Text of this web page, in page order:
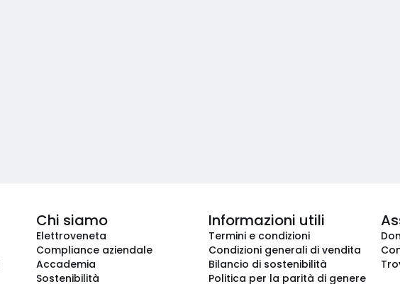
Chi siamo
Elettroveneta
Compliance aziendale
Accademia
Sostenibilità
Informazioni utili
Termini e condizioni
Condizioni generali di vendita
Bilancio di sostenibilità
Politica per la parità di genere